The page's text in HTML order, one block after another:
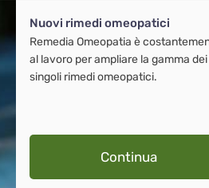
Nuovi rimedi omeopatici
Remedia Omeopatia è
al lavoro per ampliare la gamma dei
singoli rimedi omeopatici.
Continua